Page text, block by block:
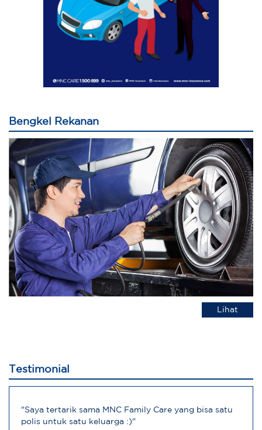
Bengkel Rekanan
Lihat
Testimonial
"Saya tertarik sama MNC Family Care yang bisa satu
polis untuk satu keluarga :)"